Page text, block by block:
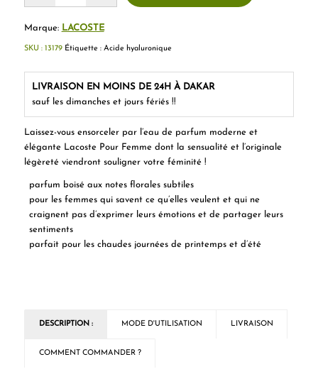
Laissez-vous ensorceler par l’eau de parfum moderne et
élégante Lacoste Pour Femme dont la sensualité et l’originale
légèreté viendront souligner votre féminité !
parfum boisé aux notes florales subtiles
pour les femmes qui savent ce qu’elles veulent et qui ne
craignent pas d’exprimer leurs émotions et de partager leurs
sentiments
parfait pour les chaudes journées de printemps et d’été
Marque: LACOSTE
LIVRAISON EN MOINS DE 24H À DAKAR
sauf les dimanches et jours fériés !!
SKU : 13179 Étiquette : Acide hyaluronique
DESCRIPTION : MODE D'UTILISATION LIVRAISON
COMMENT COMMANDER ?